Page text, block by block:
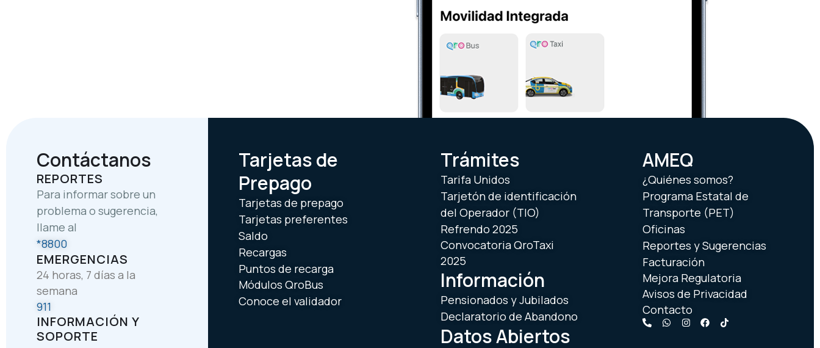
Contáctanos
REPORTES
Para informar sobre un
problema o sugerencia,
llame al
*8800
EMERGENCIAS
24 horas, 7 días a la
semana
911
INFORMACIÓN Y
SOPORTE
Tarjetas de
Prepago
Tarjetas de prepago
Tarjetas preferentes
Saldo
Recargas
Puntos de recarga
Módulos QroBus
Conoce el validador
Trámites
Tarifa Unidos
Tarjetón de identificación
del Operador (TIO)
Refrendo 2025
Convocatoria QroTaxi
2025
Información
Pensionados y Jubilados
Declaratorio de Abandono
Datos Abiertos
AMEQ
¿Quiénes somos?
Programa Estatal de
Transporte (PET)
Oficinas
Reportes y Sugerencias
Facturación
Mejora Regulatoria
Avisos de Privacidad
Contacto